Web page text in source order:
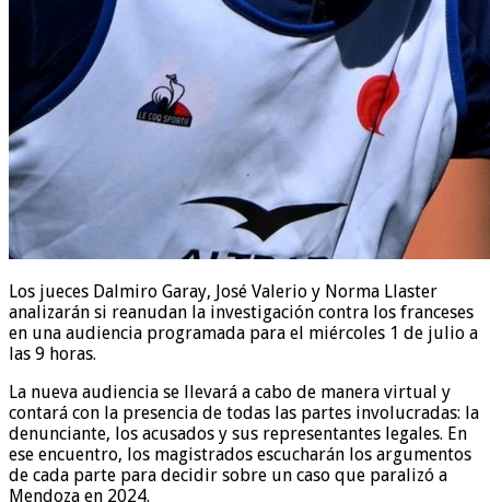
Los jueces Dalmiro Garay, José Valerio y Norma Llaster
analizarán si reanudan la investigación contra los franceses
en una audiencia programada para el miércoles 1 de julio a
las 9 horas.
La nueva audiencia se llevará a cabo de manera virtual y
contará con la presencia de todas las partes involucradas: la
denunciante, los acusados y sus representantes legales. En
ese encuentro, los magistrados escucharán los argumentos
de cada parte para decidir sobre un caso que paralizó a
Mendoza en 2024.